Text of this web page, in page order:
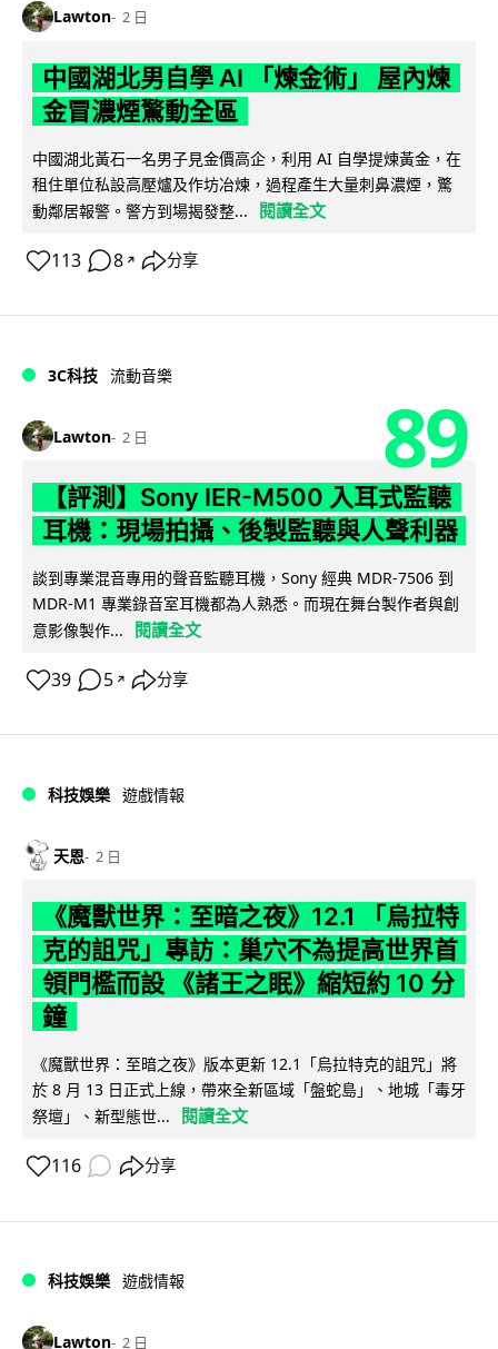
Lawton 2 日
中國湖北男自學 AI 「煉金術」 屋內煉
金冒濃煙驚動全區
中國湖北黃石一名男子見金價高企，利用 AI 自學提煉黃金，在
租住單位私設高壓爐及作坊冶煉，過程產生大量刺鼻濃煙，驚
動鄰居報警。警方到場揭發整...
閱讀全文
113 8 ↗ 分享
3C科技 流動音樂
Lawton 2 日 89
【評測】Sony IER-M500 入耳式監聽
耳機：現場拍攝、後製監聽與人聲利器
談到專業混音專用的聲音監聽耳機，Sony 經典 MDR-7506 到
MDR-M1 專業錄音室耳機都為人熟悉。而現在舞台製作者與創
意影像製作...
閱讀全文
39 5 ↗ 分享
科技娛樂 遊戲情報
天恩 2 日
《魔獸世界：至暗之夜》12.1 「烏拉特
克的詛咒」專訪：巢穴不為提高世界首
領門檻而設 《諸王之眠》縮短約 10 分
鐘
《魔獸世界：至暗之夜》版本更新 12.1「烏拉特克的詛咒」將
於 8 月 13 日正式上線，帶來全新區域「盤蛇島」、地城「毒牙
祭壇」、新型態世...
閱讀全文
116 分享
科技娛樂 遊戲情報
Lawton 2 日